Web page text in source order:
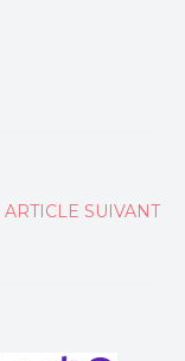
ARTICLE SUIVANT